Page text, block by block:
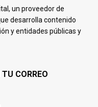
un proveedor de
desarrolla contenido
y entidades públicas y
CORREO